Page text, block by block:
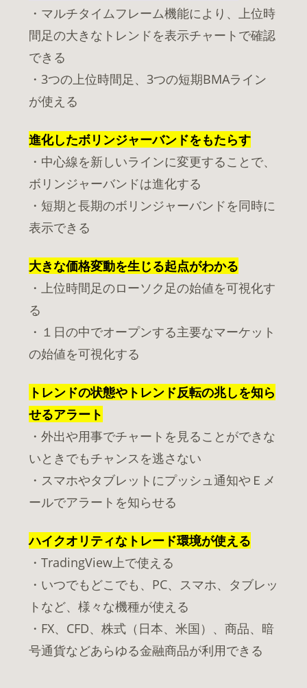
・マルチタイムフレーム機能により、上位時
間足の大きなトレンドを表示チャートで確認
できる
・3つの上位時間足、3つの短期BMAライン
が使える
進化したボリンジャーバンドをもたらす
・中心線を新しいラインに変更することで、
ボリンジャーバンドは進化する
・短期と長期のボリンジャーバンドを同時に
表示できる
大きな価格変動を生じる起点がわかる
・上位時間足のローソク足の始値を可視化す
る
・１日の中でオープンする主要なマーケット
の始値を可視化する
トレンドの状態やトレンド反転の兆しを知ら
せるアラート
・外出や用事でチャートを見ることができな
いときでもチャンスを逃さない
・スマホやタブレットにプッシュ通知やＥメ
ールでアラートを知らせる
ハイクオリティなトレード環境が使える
・TradingView上で使える
・いつでもどこでも、PC、スマホ、タブレッ
トなど、様々な機種が使える
・FX、CFD、株式（日本、米国）、商品、暗
号通貨などあらゆる金融商品が利用できる